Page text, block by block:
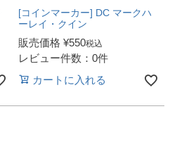
[コインマーカー] DC マークハ
ーレイ・クイン
販売価格 ¥550税込
レビュー件数：0件
カートに入れる